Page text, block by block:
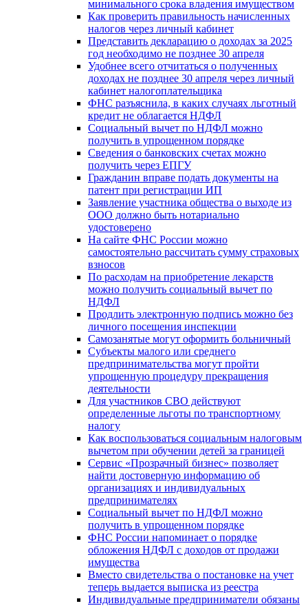
минимального срока владения имуществом
Как проверить правильность начисленных
налогов через личный кабинет
Представить декларацию о доходах за 2025
год необходимо не позднее 30 апреля
Удобнее всего отчитаться о полученных
доходах не позднее 30 апреля через личный
кабинет налогоплательщика
ФНС разъяснила, в каких случаях льготный
кредит не облагается НДФЛ
Социальный вычет по НДФЛ можно
получить в упрощенном порядке
Сведения о банковских счетах можно
получить через ЕПГУ
Гражданин вправе подать документы на
патент при регистрации ИП
Заявление участника общества о выходе из
ООО должно быть нотариально
удостоверено
На сайте ФНС России можно
самостоятельно рассчитать сумму страховых
взносов
По расходам на приобретение лекарств
можно получить социальный вычет по
НДФЛ
Продлить электронную подпись можно без
личного посещения инспекции
Самозанятые могут оформить больничный
Субъекты малого или среднего
предпринимательства могут пройти
упрощенную процедуру прекращения
деятельности
Для участников СВО действуют
определенные льготы по транспортному
налогу
Как воспользоваться социальным налоговым
вычетом при обучении детей за границей
Сервис «Прозрачный бизнес» позволяет
найти достоверную информацию об
организациях и индивидуальных
предпринимателях
Социальный вычет по НДФЛ можно
получить в упрощенном порядке
ФНС России напоминает о порядке
обложения НДФЛ с доходов от продажи
имущества
Вместо свидетельства о постановке на учет
теперь выдается выписка из реестра
Индивидуальные предприниматели обязаны